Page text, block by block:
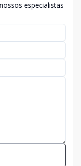
especialistas